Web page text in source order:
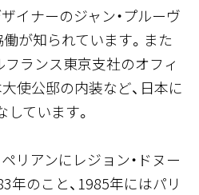
イナーのジャン・プルーヴ
働が知られています。また
フランス東京支社のオフィ
使公邸の内装など、日本に
ています。
リアンにレジョン・ドヌー
年のこと、1985年にはパリ